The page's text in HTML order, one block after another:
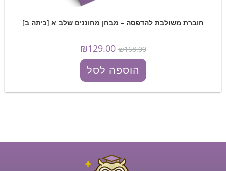
חוברת משולבת להדפסה – מבחן מחוננים שלב א [כיתה ב]
₪168.00
₪129.00
הוספה לסל